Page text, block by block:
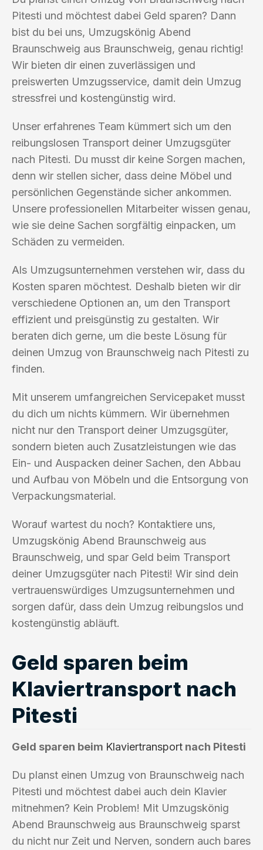
Pitesti und möchtest dabei Geld sparen? Dann
bist du bei uns, Umzugskönig Abend
Braunschweig aus Braunschweig, genau richtig!
Wir bieten dir einen zuverlässigen und
preiswerten Umzugsservice, damit dein Umzug
stressfrei und kostengünstig wird.
Unser erfahrenes Team kümmert sich um den
reibungslosen Transport deiner Umzugsgüter
nach Pitesti. Du musst dir keine Sorgen machen,
denn wir stellen sicher, dass deine Möbel und
persönlichen Gegenstände sicher ankommen.
Unsere professionellen Mitarbeiter wissen genau,
wie sie deine Sachen sorgfältig einpacken, um
Schäden zu vermeiden.
Als Umzugsunternehmen verstehen wir, dass du
Kosten sparen möchtest. Deshalb bieten wir dir
verschiedene Optionen an, um den Transport
effizient und preisgünstig zu gestalten. Wir
beraten dich gerne, um die beste Lösung für
deinen Umzug von Braunschweig nach Pitesti zu
finden.
Mit unserem umfangreichen Servicepaket musst
du dich um nichts kümmern. Wir übernehmen
nicht nur den Transport deiner Umzugsgüter,
sondern bieten auch Zusatzleistungen wie das
Ein- und Auspacken deiner Sachen, den Abbau
und Aufbau von Möbeln und die Entsorgung von
Verpackungsmaterial.
Worauf wartest du noch? Kontaktiere uns,
Umzugskönig Abend Braunschweig aus
Braunschweig, und spar Geld beim Transport
deiner Umzugsgüter nach Pitesti! Wir sind dein
vertrauenswürdiges Umzugsunternehmen und
sorgen dafür, dass dein Umzug reibungslos und
kostengünstig abläuft.
Geld sparen beim
Klaviertransport nach
Pitesti
Geld sparen beim Klaviertransport nach Pitesti
Du planst einen Umzug von Braunschweig nach
Pitesti und möchtest dabei auch dein Klavier
mitnehmen? Kein Problem! Mit Umzugskönig
Abend Braunschweig aus Braunschweig sparst
du nicht nur Zeit und Nerven, sondern auch bares